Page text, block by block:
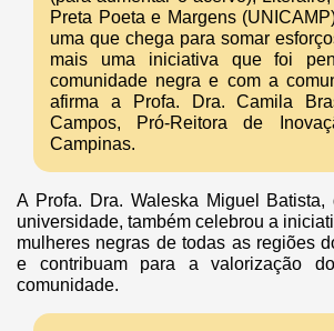
Preta Poeta e Margens
uma que chega para somar
mais uma iniciativa que foi
comunidade negra e com a
afirma a Profa. Dra. Camila
Campos, Pró-Reitora de
Campinas.
A Profa. Dra. Waleska Miguel Batista,
universidade, também celebrou a
mulheres negras de todas as regiões
e contribuam para a valorização
comunidade.